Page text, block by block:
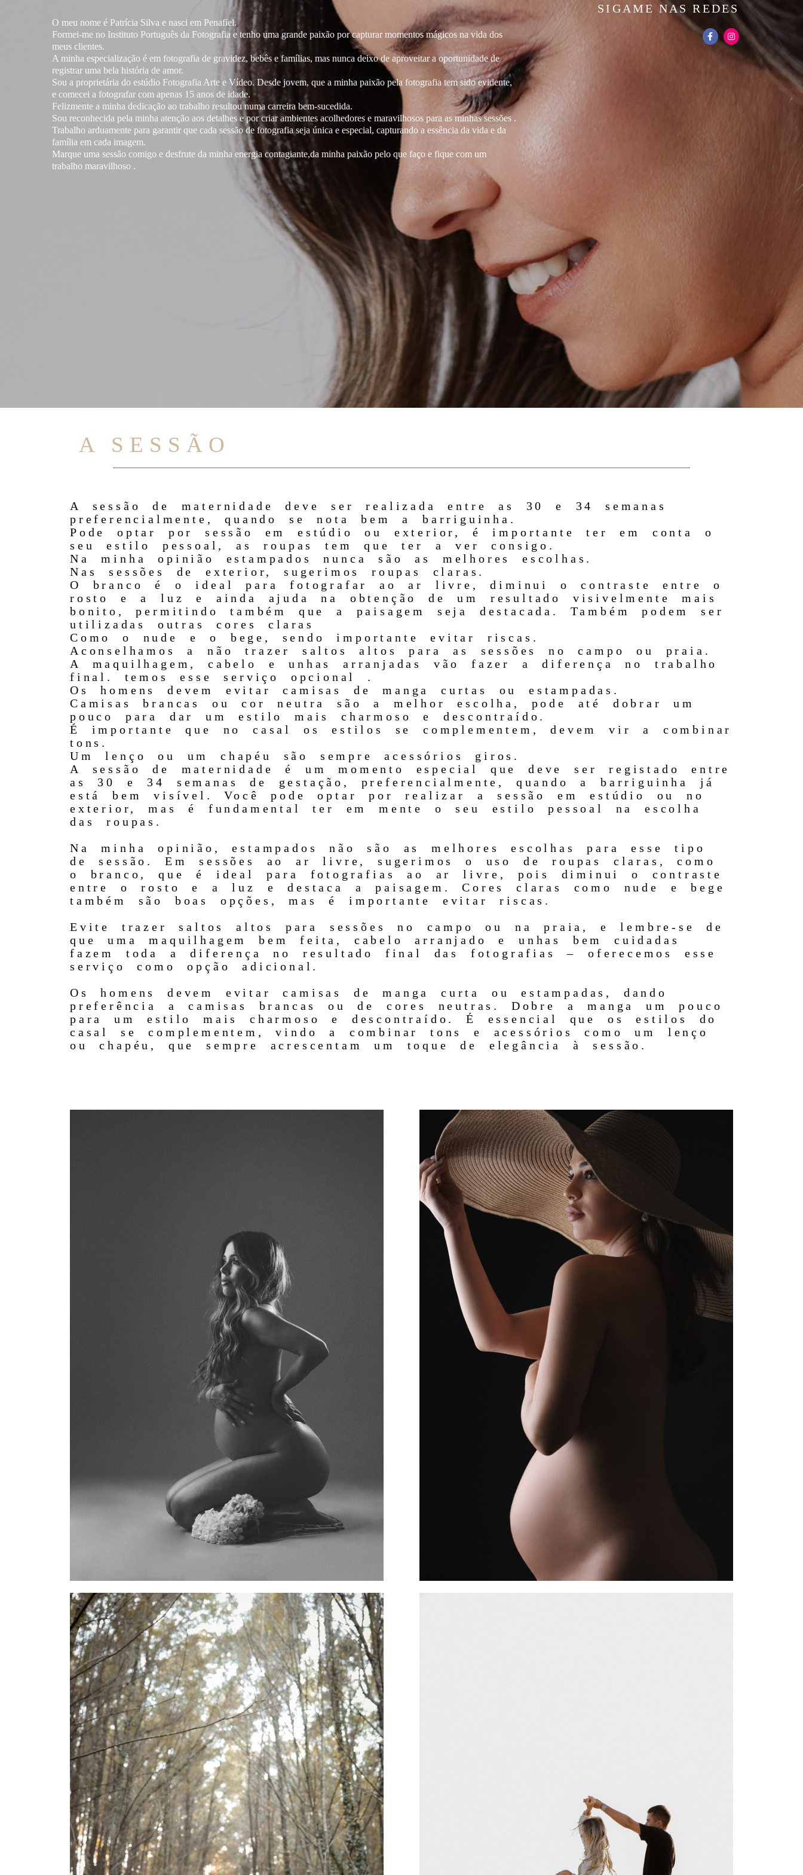
O meu nome é Patrícia Silva e nasci em Penafiel.
Formei-me no Instituto Português da Fotografia e tenho uma grande paixão por capturar momentos mágicos na vida dos
meus clientes.
A minha especialização é em fotografia de gravidez, bebês e famílias, mas nunca deixo de aproveitar a oportunidade de
registrar uma bela história de amor.
Sou a proprietária do estúdio Fotografia Arte e Vídeo. Desde jovem, que a minha paixão pela fotografia tem sido evidente,
e comecei a fotografar com apenas 15 anos de idade.
Felizmente a minha dedicação ao trabalho resultou numa carreira bem-sucedida.
Sou reconhecida pela minha atenção aos detalhes e por criar ambientes acolhedores e maravilhosos para as minhas sessões .
Trabalho arduamente para garantir que cada sessão de fotografia seja única e especial, capturando a essência da vida e da
família em cada imagem.
Marque uma sessão comigo e desfrute da minha energia contagiante,da minha paixão pelo que faço e fique com um
trabalho maravilhoso .
SIGAME NAS REDES
A SESSÃO
A sessão de maternidade deve ser realizada entre as 30 e 34 semanas
preferencialmente, quando se nota bem a barriguinha.
Pode optar por sessão em estúdio ou exterior, é importante ter em conta o
seu estilo pessoal, as roupas tem que ter a ver consigo.
Na minha opinião estampados nunca são as melhores escolhas.
Nas sessões de exterior, sugerimos roupas claras.
O branco é o ideal para fotografar ao ar livre, diminui o contraste entre o
rosto e a luz e ainda ajuda na obtenção de um resultado visivelmente mais
bonito, permitindo também que a paisagem seja destacada. Também podem ser
utilizadas outras cores claras
Como o nude e o bege, sendo importante evitar riscas.
Aconselhamos a não trazer saltos altos para as sessões no campo ou praia.
A maquilhagem, cabelo e unhas arranjadas vão fazer a diferença no trabalho
final. temos esse serviço opcional .
Os homens devem evitar camisas de manga curtas ou estampadas.
Camisas brancas ou cor neutra são a melhor escolha, pode até dobrar um
pouco para dar um estilo mais charmoso e descontraído.
É importante que no casal os estilos se complementem, devem vir a combinar
tons.
Um lenço ou um chapéu são sempre acessórios giros.
A sessão de maternidade é um momento especial que deve ser registado entre
as 30 e 34 semanas de gestação, preferencialmente, quando a barriguinha já
está bem visível. Você pode optar por realizar a sessão em estúdio ou no
exterior, mas é fundamental ter em mente o seu estilo pessoal na escolha
das roupas.
Na minha opinião, estampados não são as melhores escolhas para esse tipo
de sessão. Em sessões ao ar livre, sugerimos o uso de roupas claras, como
o branco, que é ideal para fotografias ao ar livre, pois diminui o contraste
entre o rosto e a luz e destaca a paisagem. Cores claras como nude e bege
também são boas opções, mas é importante evitar riscas.
Evite trazer saltos altos para sessões no campo ou na praia, e lembre-se de
que uma maquilhagem bem feita, cabelo arranjado e unhas bem cuidadas
fazem toda a diferença no resultado final das fotografias – oferecemos esse
serviço como opção adicional.
Os homens devem evitar camisas de manga curta ou estampadas, dando
preferência a camisas brancas ou de cores neutras. Dobre a manga um pouco
para um estilo mais charmoso e descontraído. É essencial que os estilos do
casal se complementem, vindo a combinar tons e acessórios como um lenço
ou chapéu, que sempre acrescentam um toque de elegância à sessão.